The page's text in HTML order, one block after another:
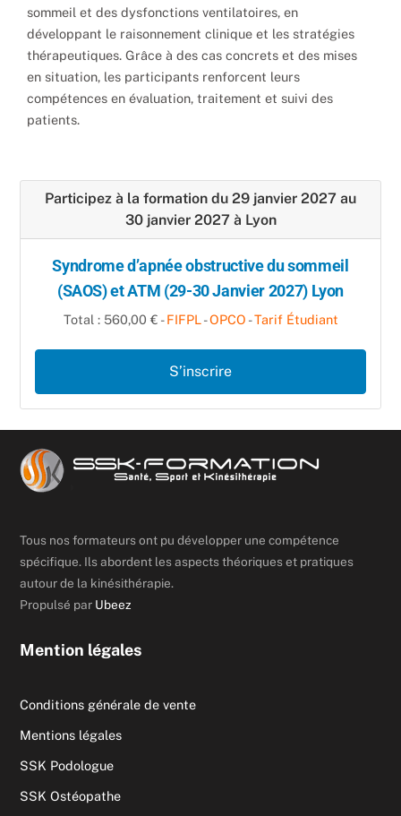
sommeil et des dysfonctions ventilatoires, en
développant le raisonnement clinique et les stratégies
thérapeutiques. Grâce à des cas concrets et des mises
en situation, les participants renforcent leurs
compétences en évaluation, traitement et suivi des
patients.
Participez à la formation du 29 janvier 2027 au
30 janvier 2027 à Lyon
Syndrome d’apnée obstructive du sommeil
(SAOS) et ATM (29-30 Janvier 2027) Lyon
Total : 560,00 € -FIFPL-OPCO -Tarif Étudiant
S’inscrire
Tous nos formateurs ont pu développer une compétence
spécifique. Ils abordent les aspects théoriques et pratiques
autour de la kinésithérapie.
Propulsé par Ubeez
Mention légales
Conditions générale de vente
Mentions légales
SSK Podologue
SSK Ostéopathe